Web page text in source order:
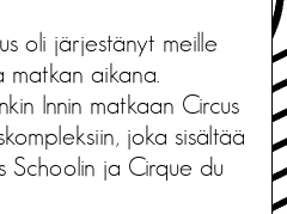
oli järjestänyt meille
matkan aikana.
Innin matkaan Circus
joka sisältää
Schoolin ja Cirque du